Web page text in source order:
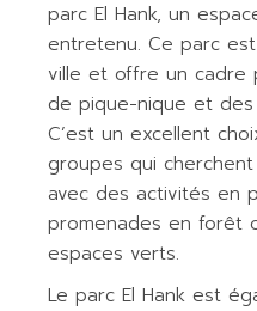
parc El Hank, un
entretenu. Ce parc
ville et offre un cadre
de pique-nique et
C’est un excellent
groupes qui
avec des activités en
promenades en forêt
espaces verts.
Le parc El Hank est